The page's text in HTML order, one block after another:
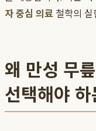
자 중심 의료 철학의
왜 만성 무
선택해야